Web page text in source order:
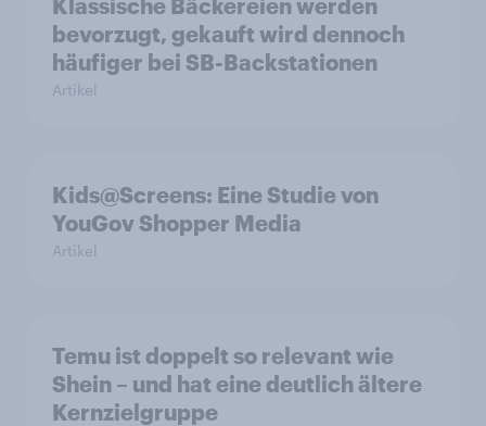
bevorzugt, gekauft wird dennoch
häufiger bei SB-Backstationen
Artikel
Kids@Screens: Eine Studie von
YouGov Shopper Media
Artikel
Temu ist doppelt so relevant wie
Shein – und hat eine deutlich ältere
Kernzielgruppe